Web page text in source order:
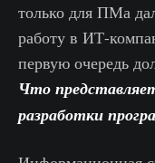
только для ПМа
работу в ИТ-
первую очередь
Что
разработки